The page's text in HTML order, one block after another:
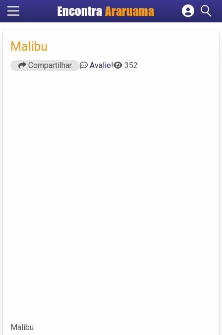
EncontraAraruama
Cadastrar empresa
Malibu
Compartilhar Avalie! 352
Malibu